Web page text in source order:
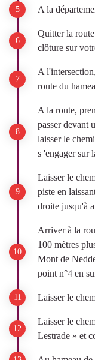
A la
Quitter la
clôture sur
A
route du
A la route,
passer devant
laisser le
s 'engager sur
Laisser le
piste en
droite jusqu'à
Arriver à la
100 mètres
Mont de
point n°4 en
Laisser le
Laisser le
Lestrade » et